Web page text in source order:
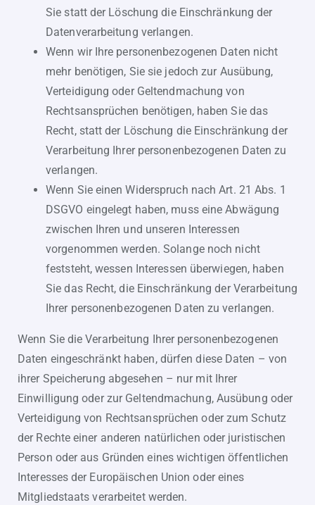
Sie statt der Löschung die Einschränkung der
Datenverarbeitung verlangen.
Wenn wir Ihre personenbezogenen Daten nicht
mehr benötigen, Sie sie jedoch zur Ausübung,
Verteidigung oder Geltendmachung von
Rechtsansprüchen benötigen, haben Sie das
Recht, statt der Löschung die Einschränkung der
Verarbeitung Ihrer personenbezogenen Daten zu
verlangen.
Wenn Sie einen Widerspruch nach Art. 21 Abs. 1
DSGVO eingelegt haben, muss eine Abwägung
zwischen Ihren und unseren Interessen
vorgenommen werden. Solange noch nicht
feststeht, wessen Interessen überwiegen, haben
Sie das Recht, die Einschränkung der Verarbeitung
Ihrer personenbezogenen Daten zu verlangen.
Wenn Sie die Verarbeitung Ihrer personenbezogenen
Daten eingeschränkt haben, dürfen diese Daten – von
ihrer Speicherung abgesehen – nur mit Ihrer
Einwilligung oder zur Geltendmachung, Ausübung oder
Verteidigung von Rechtsansprüchen oder zum Schutz
der Rechte einer anderen natürlichen oder juristischen
Person oder aus Gründen eines wichtigen öffentlichen
Interesses der Europäischen Union oder eines
Mitgliedstaats verarbeitet werden.